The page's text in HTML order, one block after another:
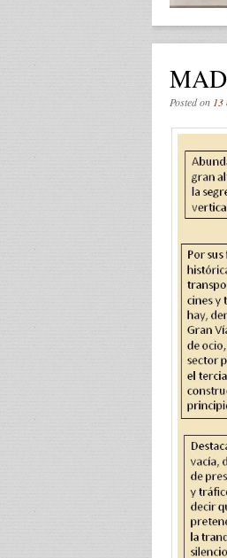
Posted on